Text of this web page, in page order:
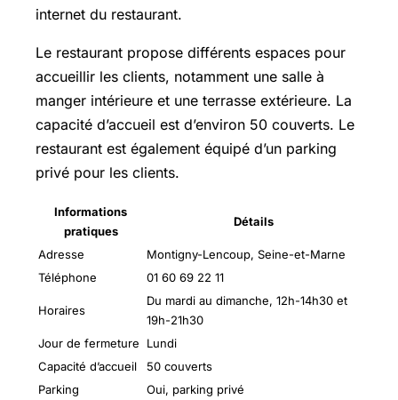
internet du restaurant.
Le restaurant propose différents espaces pour
accueillir les clients, notamment une salle à
manger intérieure et une terrasse extérieure. La
capacité d’accueil est d’environ 50 couverts. Le
restaurant est également équipé d’un parking
privé pour les clients.
Informations
pratiques
Détails
Adresse
Montigny-Lencoup, Seine-et-Marne
Téléphone
01 60 69 22 11
Horaires
Du mardi au dimanche, 12h-14h30 et
19h-21h30
Jour de fermeture
Lundi
Capacité d’accueil
50 couverts
Parking
Oui, parking privé